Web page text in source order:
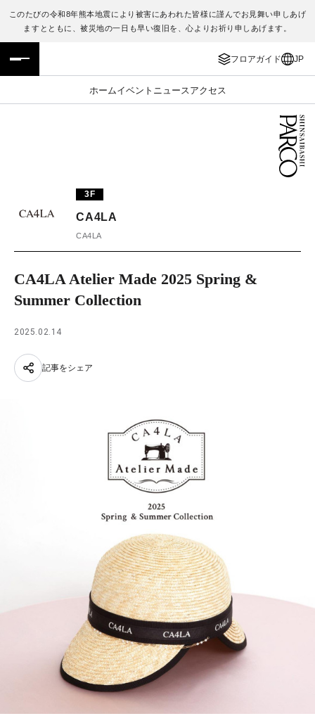
このたびの令和8年熊本地震により被害にあわれた皆様に謹んでお見舞い申しあげ
ますとともに、被災地の一日も早い復旧を、心よりお祈り申しあげます。
フロアガイド JP
ホームイベント ニュース アクセス
フロアガイド
施設案内・アクセス
TAX FREE
JP
ENGLISH
繁体字
日本語
3F
CA4LA
CA4LA
CA4LA Atelier Made 2025 Spring &
Summer Collection
2025.02.14
記事をシェア